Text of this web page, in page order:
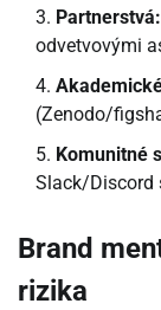
Partnerstvá:
odvetvovými
(Zenodo/
Komunitné
Slack/Discord
Brand
rizika